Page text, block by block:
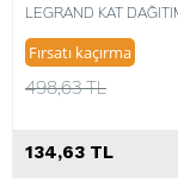
LEGRAND KAT
Fırsatı kaçırma
498,63 TL
134,63 TL